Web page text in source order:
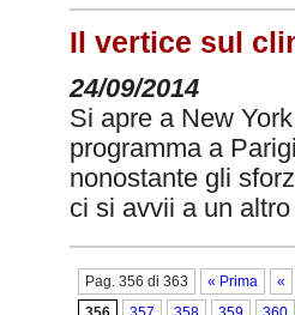
Il vertice sul
24/09/2014
Si apre a New
programma a
nonostante gli
ci si avvii a un
Pag. 356 di 363 « Prima
«